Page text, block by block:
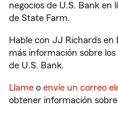
negocios de U.S. Bank en
de State Farm.
Hable con JJ Richards
más información sobre
de U.S. Bank.
Llame o envíe un correo
obtener información